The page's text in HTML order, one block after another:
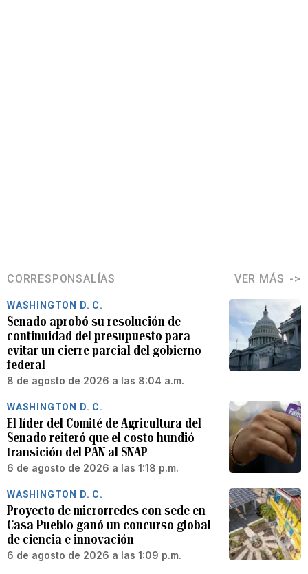
CORRESPONSALÍAS VER MÁS
WASHINGTON D. C.
Senado aprobó su resolución de
continuidad del presupuesto para
evitar un cierre parcial del gobierno
federal
8 de agosto de 2026 a las 8:04 a.m.
WASHINGTON D. C.
El líder del Comité de Agricultura del
Senado reiteró que el costo hundió
transición del PAN al SNAP
6 de agosto de 2026 a las 1:18 p.m.
WASHINGTON D. C.
Proyecto de microrredes con sede en
Casa Pueblo ganó un concurso global
de ciencia e innovación
6 de agosto de 2026 a las 1:09 p.m.